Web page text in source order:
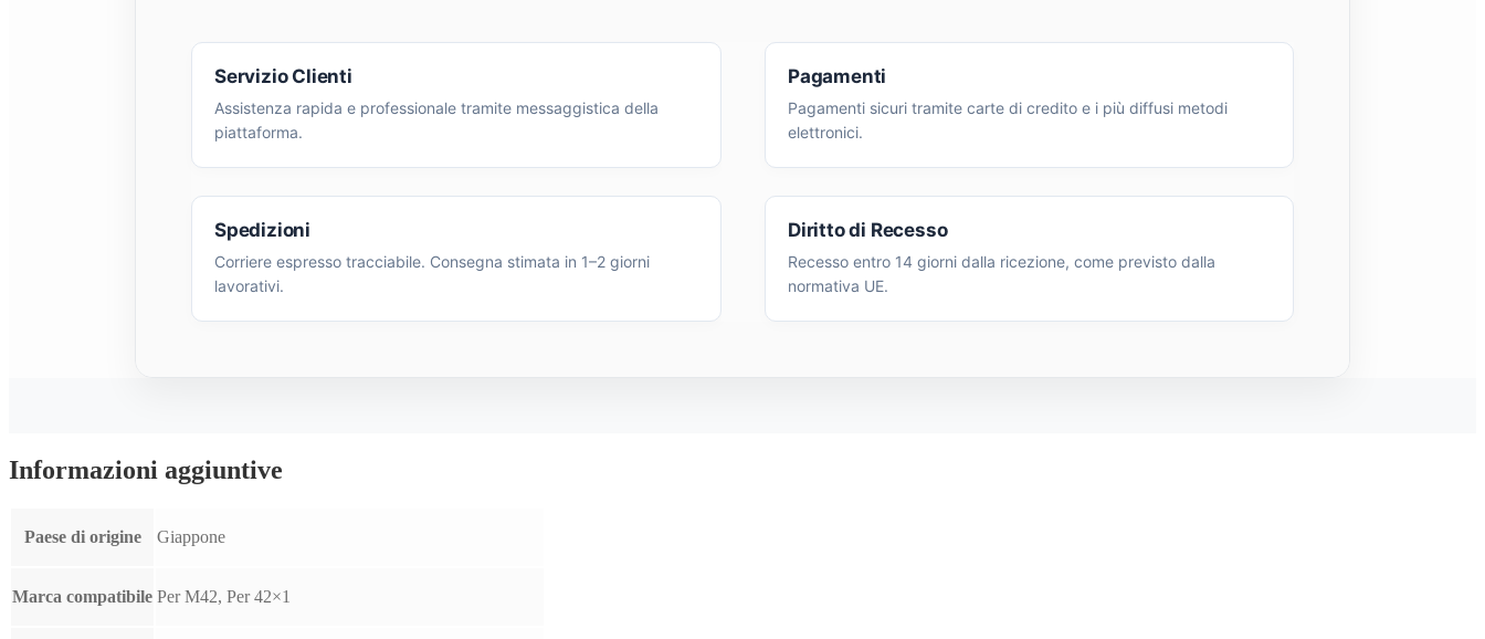
Servizio Clienti
Assistenza rapida e professionale tramite messaggistica della
piattaforma.
Pagamenti
Pagamenti sicuri tramite carte di credito e i più diffusi metodi
elettronici.
Spedizioni
Corriere espresso tracciabile. Consegna stimata in 1–2 giorni
lavorativi.
Diritto di Recesso
Recesso entro 14 giorni dalla ricezione, come previsto dalla
normativa UE.
Informazioni aggiuntive
Paese di origine Giappone
Marca compatibile Per M42, Per 42×1